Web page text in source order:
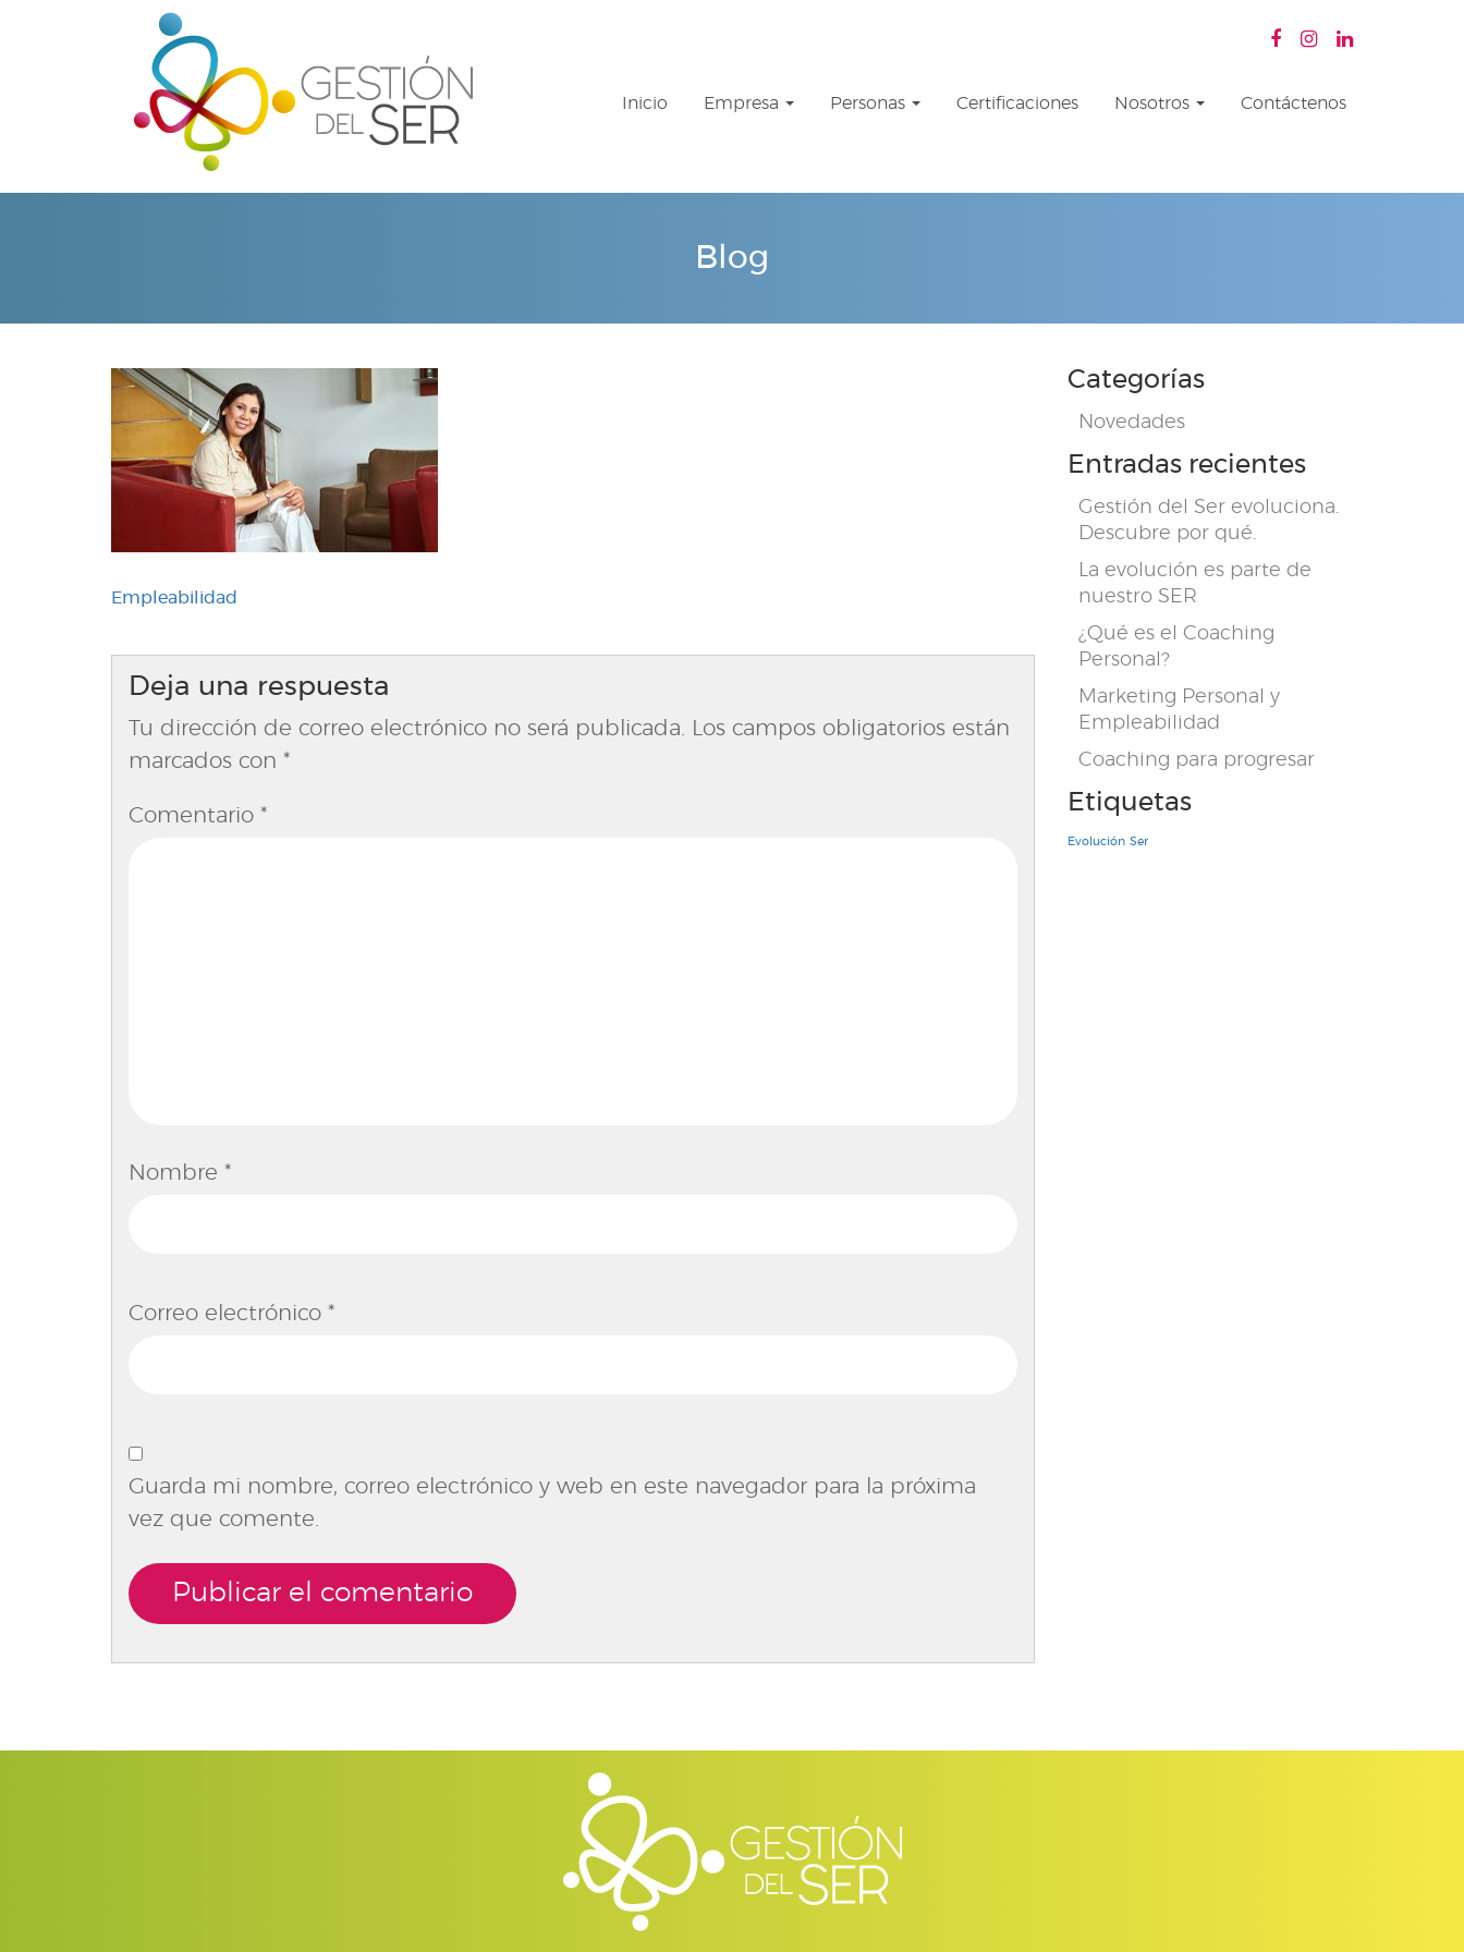
Inicio Empresa Personas Certificaciones Nosotros Contáctenos
Blog
Navegación
entradas
Empleabilidad
Deja una respuesta
Tu dirección de correo electrónico no será publicada. Los campos obligatorios están
marcados con *
Comentario *
Nombre *
Correo electrónico *
Guarda mi nombre, correo electrónico y web en este navegador para la próxima
vez que comente.
Categorías
Novedades
Entradas recientes
Gestión del Ser evoluciona.
Descubre por qué.
La evolución es parte de
nuestro SER
¿Qué es el Coaching
Personal?
Marketing Personal y
Empleabilidad
Coaching para progresar
Etiquetas
Evolución Ser